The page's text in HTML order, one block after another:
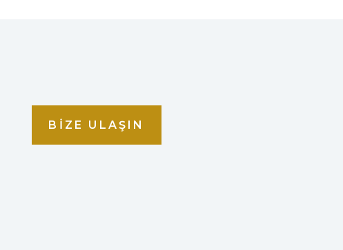
BIZE ULAŞIN